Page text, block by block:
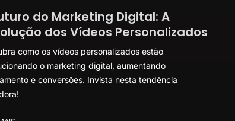
do Marketing Digital: A
dos Vídeos Personalizados
como os vídeos personalizados estão
o marketing digital, aumentando
e conversões. Invista nesta tendência